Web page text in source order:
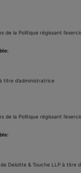
de la Politique régissant
titre d’administratrice
de la Politique régissant
Deloitte & Touche LLP à titre